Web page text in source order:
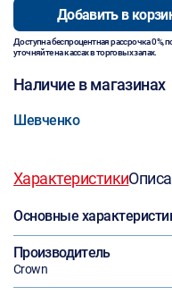
Добавить в
Доступна беспроцентная рассрочка 0%,
уточняйте на кассах в торговых залах.
Наличие в магазинах
Шевченко
Характеристики
Основные
Производитель
Crown